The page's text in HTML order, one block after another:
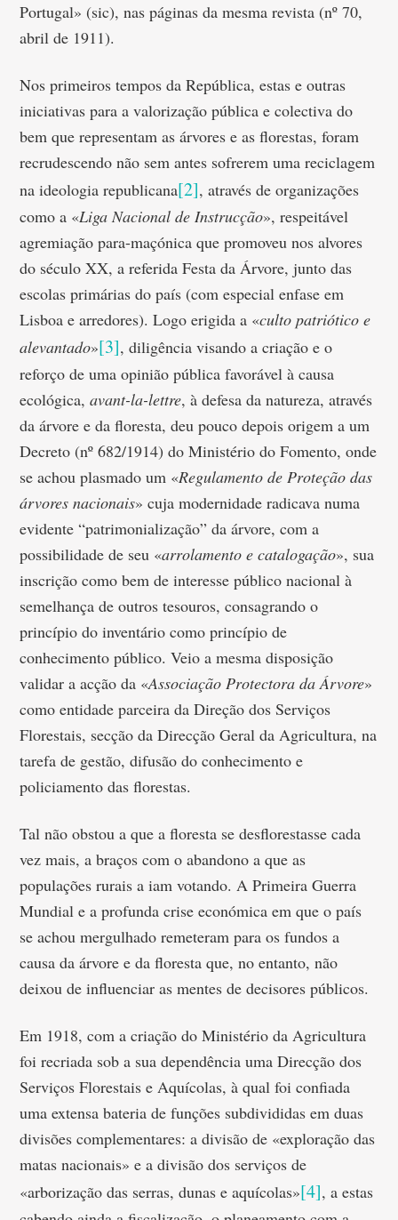
Portugal» (sic), nas páginas da mesma revista (nº 70,
abril de 1911).
Nos primeiros tempos da República, estas e outras
iniciativas para a valorização pública e colectiva do
bem que representam as árvores e as florestas, foram
recrudescendo não sem antes sofrerem uma reciclagem
na ideologia republicana[2], através de organizações
como a «Liga Nacional de Instrucção», respeitável
agremiação para-maçónica que promoveu nos alvores
do século XX, a referida Festa da Árvore, junto das
escolas primárias do país (com especial enfase em
Lisboa e arredores). Logo erigida a «culto patriótico e
alevantado»[3], diligência visando a criação e o
reforço de uma opinião pública favorável à causa
ecológica,avant-la-lettre, à defesa da natureza, através
da árvore e da floresta, deu pouco depois origem a um
Decreto (nº 682/1914) do Ministério do Fomento, onde
se achou plasmado um «Regulamento de Proteção das
árvores nacionais» cuja modernidade radicava numa
evidente “patrimonialização” da árvore, com a
possibilidade de seu «arrolamento e catalogação», sua
inscrição como bem de interesse público nacional à
semelhança de outros tesouros, consagrando o
princípio do inventário como princípio de
conhecimento público. Veio a mesma disposição
validar a acção da «Associação Protectora da Árvore»
como entidade parceira da Direção dos Serviços
Florestais, secção da Direcção Geral da Agricultura, na
tarefa de gestão, difusão do conhecimento e
policiamento das florestas.
Tal não obstou a que a floresta se desflorestasse cada
vez mais, a braços com o abandono a que as
populações rurais a iam votando. A Primeira Guerra
Mundial e a profunda crise económica em que o país
se achou mergulhado remeteram para os fundos a
causa da árvore e da floresta que, no entanto, não
deixou de influenciar as mentes de decisores públicos.
Em 1918, com a criação do Ministério da Agricultura
foi recriada sob a sua dependência uma Direcção dos
Serviços Florestais e Aquícolas, à qual foi confiada
uma extensa bateria de funções subdivididas em duas
divisões complementares: a divisão de «exploração das
matas nacionais» e a divisão dos serviços de
«arborização das serras, dunas e aquícolas»[4], a estas